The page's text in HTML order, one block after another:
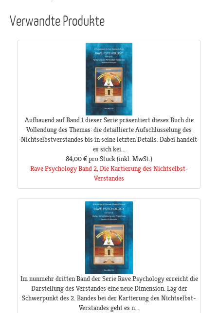
Verwandte Produkte
Aufbauend auf Band 1 dieser Serie präsentiert dieses Buch die
Vollendung des Themas: die detaillierte Aufschlüsselung des
Nichtselbstverstandes bis in seine letzten Details. Dabei handelt
es sich kei...
84,00 €pro Stück(inkl. MwSt.)
Rave Psychology Band 2, Die Kartierung des Nichtselbst-
Verstandes
Im nunmehr dritten Band der Serie Rave Psychology erreicht die
Darstellung des Verstandes eine neue Dimension. Lag der
Schwerpunkt des 2. Bandes bei der Kartierung des Nichtselbst-
Verstandes geht es n...